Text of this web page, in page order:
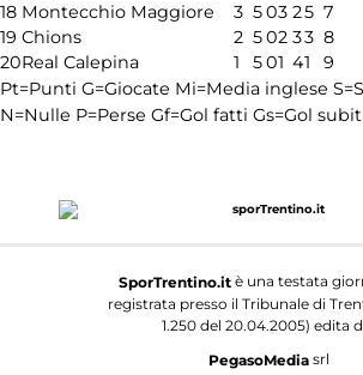
18 Montecchio Maggiore 3 503 25 7
19 Chions 2 502 33 8
20Real Calepina 1 501 41
9
Pt=Punti G=Giocate Mi=Media inglese
N=Nulle P=Perse Gf=Gol fatti Gs=Gol
SporTrentino.itè una testata
registrata presso il Tribunale di
1.250 del 20.04.2005) edita
PegasoMediasrl